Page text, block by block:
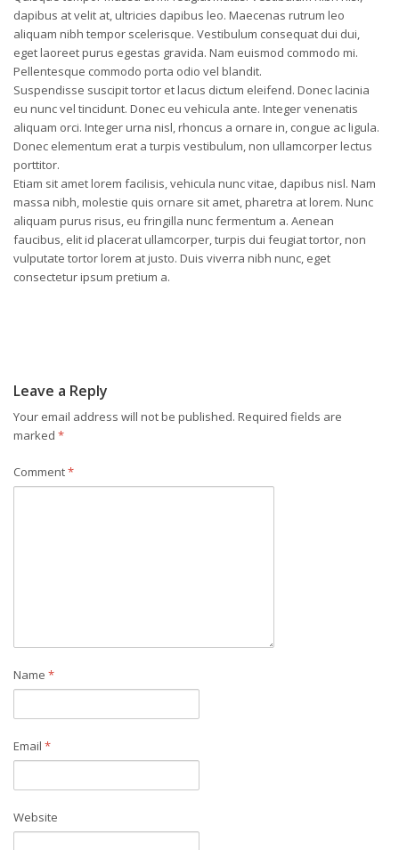
dapibus at velit at, ultricies dapibus leo. Maecenas rutrum leo
aliquam nibh tempor scelerisque. Vestibulum consequat dui dui,
eget laoreet purus egestas gravida. Nam euismod commodo mi.
Pellentesque commodo porta odio vel blandit.
Suspendisse suscipit tortor et lacus dictum eleifend. Donec lacinia
eu nunc vel tincidunt. Donec eu vehicula ante. Integer venenatis
aliquam orci. Integer urna nisl, rhoncus a ornare in, congue ac ligula.
Donec elementum erat a turpis vestibulum, non ullamcorper lectus
porttitor.
Etiam sit amet lorem facilisis, vehicula nunc vitae, dapibus nisl. Nam
massa nibh, molestie quis ornare sit amet, pharetra at lorem. Nunc
aliquam purus risus, eu fringilla nunc fermentum a. Aenean
faucibus, elit id placerat ullamcorper, turpis dui feugiat tortor, non
vulputate tortor lorem at justo. Duis viverra nibh nunc, eget
consectetur ipsum pretium a.
Leave a Reply
Your email address will not be published. Required fields are
marked *
Comment*
Name *
Email *
Website